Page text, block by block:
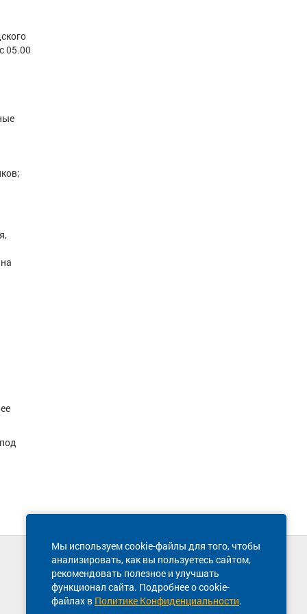
05.00
Мы используем cookie-файлы для того, чтобы
анализировать, как вы пользуетесь сайтом,
рекомендовать полезное и улучшать
функционал сайта. Подробнее о cookie-
файлах в Политике Конфиденциальности.
Техническая поддержка сайта
8 800 600-03-38